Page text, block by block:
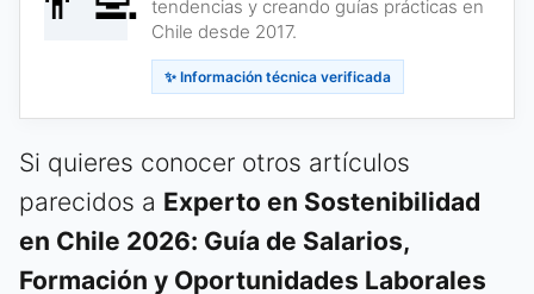
tendencias y creando guías prácticas en
Chile desde 2017.
✨ Información técnica verificada
Si quieres conocer otros artículos
parecidos a Experto en Sostenibilidad
en Chile 2026: Guía de Salarios,
Formación y Oportunidades Laborales